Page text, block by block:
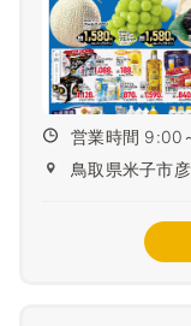
営業時間 9:00
鳥取県米子市